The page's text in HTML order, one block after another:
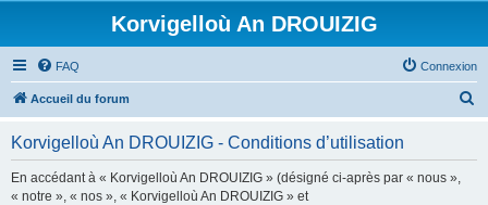
Korvigelloù An DROUIZIG
FAQ Connexion
Accueil du forum
Korvigelloù An DROUIZIG - Conditions d’utilisation
En accédant à « Korvigelloù An DROUIZIG » (désigné ci-après par « nous »,
« notre », « nos », « Korvigelloù An DROUIZIG » et